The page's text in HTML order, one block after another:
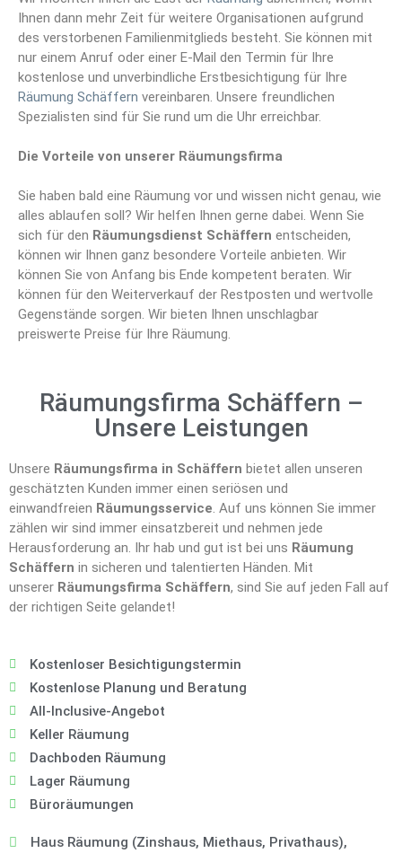
Ihnen dann mehr Zeit für weitere Organisationen aufgrund
des verstorbenen Familienmitglieds besteht. Sie können mit
nur einem Anruf oder einer E-Mail den Termin für Ihre
kostenlose und unverbindliche Erstbesichtigung für Ihre
Räumung Schäffern vereinbaren. Unsere freundlichen
Spezialisten sind für Sie rund um die Uhr erreichbar.
Die Vorteile von unserer Räumungsfirma
Sie haben bald eine Räumung vor und wissen nicht genau, wie
alles ablaufen soll? Wir helfen Ihnen gerne dabei. Wenn Sie
sich für den Räumungsdienst Schäffern entscheiden,
können wir Ihnen ganz besondere Vorteile anbieten. Wir
können Sie von Anfang bis Ende kompetent beraten. Wir
können für den Weiterverkauf der Restposten und wertvolle
Gegenstände sorgen. Wir bieten Ihnen unschlagbar
preiswerte Preise für Ihre Räumung.
Räumungsfirma Schäffern –
Unsere Leistungen
Unsere Räumungsfirma in Schäffern bietet allen unseren
geschätzten Kunden immer einen seriösen und
einwandfreien Räumungsservice. Auf uns können Sie immer
zählen wir sind immer einsatzbereit und nehmen jede
Herausforderung an. Ihr hab und gut ist bei uns Räumung
Schäffern in sicheren und talentierten Händen. Mit
unserer Räumungsfirma Schäffern, sind Sie auf jeden Fall auf
der richtigen Seite gelandet!
Kostenloser Besichtigungstermin
Kostenlose Planung und Beratung
All-Inclusive-Angebot
Keller Räumung
Dachboden Räumung
Lager Räumung
Büroräumungen
Haus Räumung (Zinshaus, Miethaus, Privathaus),